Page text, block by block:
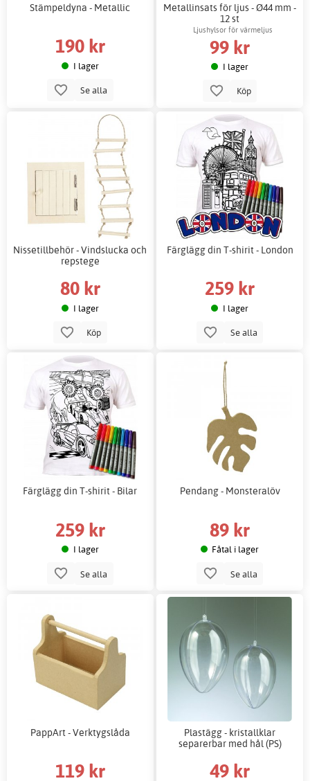
Stämpeldyna - Metallic
190 kr
I lager
Se alla
Metallinsats för ljus - Ø44 mm -
12 st
Ljushylsor för värmeljus
99 kr
I lager
Köp
Nissetillbehör - Vindslucka och
repstege
80 kr
I lager
Köp
Färglägg din T-shirit - London
259 kr
I lager
Se alla
Färglägg din T-shirit - Bilar
259 kr
I lager
Se alla
Pendang - Monsteralöv
89 kr
Fåtal i lager
Se alla
PappArt - Verktygslåda
119 kr
Plastägg - kristallklar
separerbar med hål (PS)
49 kr